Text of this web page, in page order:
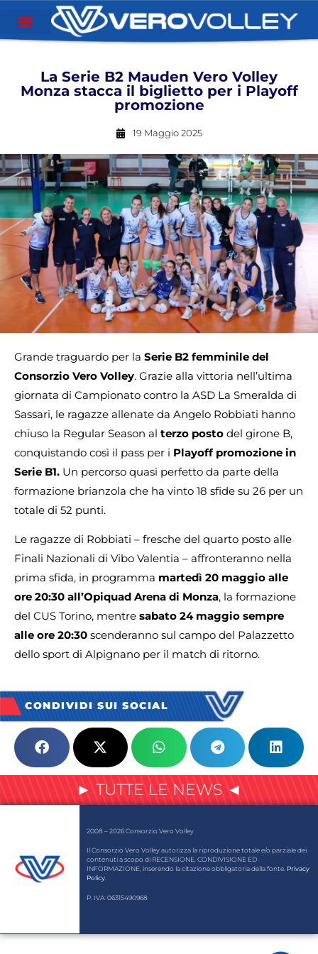
La Serie B2 Mauden Vero Volley
Monza stacca il biglietto per i Playoff
promozione
19 Maggio 2025
Grande traguardo per la Serie B2 femminile del
Consorzio Vero Volley. Grazie alla vittoria nell’ultima
giornata di Campionato contro la ASD La Smeralda di
Sassari, le ragazze allenate da Angelo Robbiati hanno
chiuso la Regular Season al terzo posto del girone B,
conquistando così il pass per i Playoff promozione in
Serie B1. Un percorso quasi perfetto da parte della
formazione brianzola che ha vinto 18 sfide su 26 per un
totale di 52 punti.
Le ragazze di Robbiati – fresche del quarto posto alle
Finali Nazionali di Vibo Valentia – affronteranno nella
prima sfida, in programma martedì 20 maggio alle
ore 20:30 all’Opiquad Arena di Monza, la formazione
del CUS Torino, mentre sabato 24 maggio sempre
alle ore 20:30 scenderanno sul campo del Palazzetto
dello sport di Alpignano per il match di ritorno.
CONDIVIDI SUI SOCIAL
► TUTTE LE NEWS ◄
2008 – 2026 Consorzio Vero Volley
Il Consorzio Vero Volley autorizza la riproduzione totale e/o parziale dei
contenuti a scopo di RECENSIONE, CONDIVISIONE ED
INFORMAZIONE, inserendo la citazione obbligatoria della fonte. Privacy
Policy
P. IVA: 06315490968